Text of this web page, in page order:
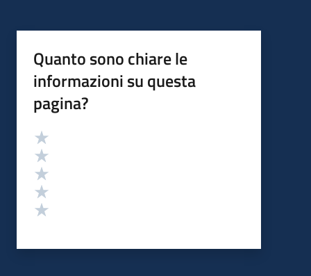
Quanto sono chiare le
informazioni su questa
pagina?
Valutazione